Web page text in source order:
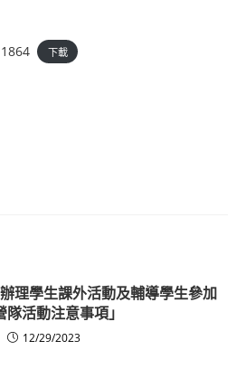
下載
理學生課外活動及輔導學生參加
隊活動注意事項」
12/29/2023